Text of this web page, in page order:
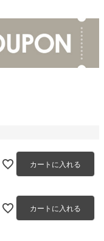
カートに入れる
カートに入れる